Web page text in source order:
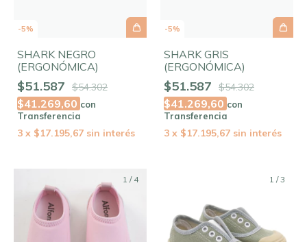
-5%
SHARK NEGRO
(ERGONÓMICA)
$51.587 $54.302
$41.269,60 con
Transferencia
3 x $17.195,67 sin interés
-5%
SHARK GRIS
(ERGONÓMICA)
$51.587 $54.302
$41.269,60 con
Transferencia
3 x $17.195,67 sin interés
1 / 4 1 /3